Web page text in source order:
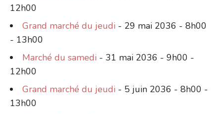
12h00
Grand marché du jeudi - 29 mai 2036 - 8h00
- 13h00
Marché du samedi - 31 mai 2036 - 9h00 -
12h00
Grand marché du jeudi - 5 juin 2036 - 8h00 -
13h00